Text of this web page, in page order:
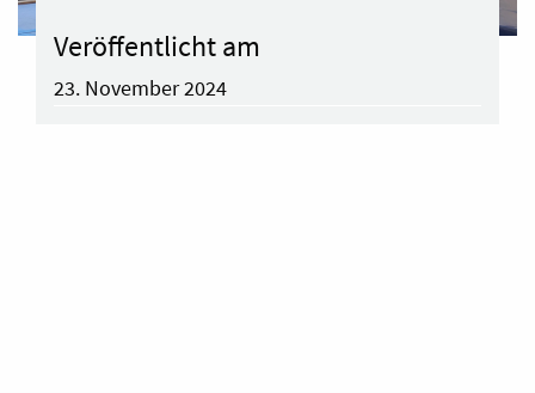
Veröffentlicht am
23. November 2024